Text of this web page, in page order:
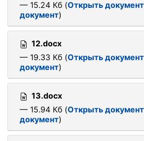
— 15.24 Кб (Открыть документ
документ)
12.docx
— 19.33 Кб (Открыть документ
документ)
13.docx
— 15.94 Кб (Открыть документ
документ)